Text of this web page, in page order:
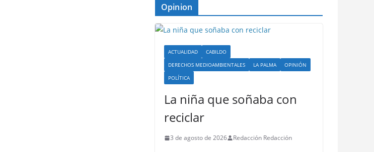
Opinion
ACTUALIDAD
CABILDO
DERECHOS MEDIOAMBIENTALES
LA PALMA
OPINIÓN
POLÍTICA
La niña que soñaba con
reciclar
3 de agosto de 2026 Redacción Redacción